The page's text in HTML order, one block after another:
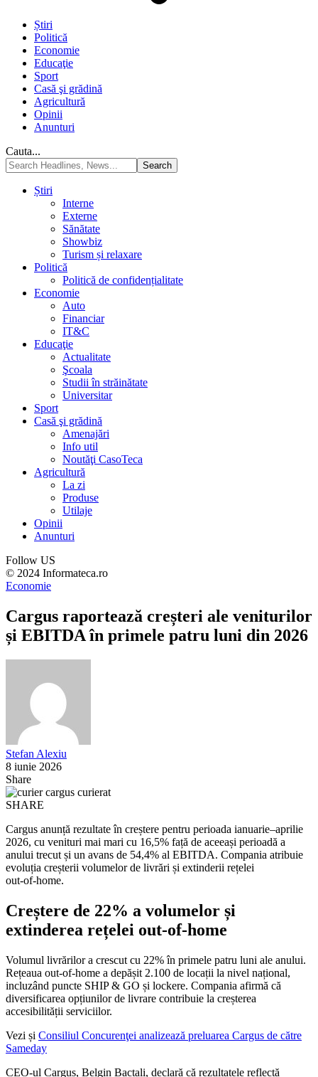
Știri
Politică
Economie
Educaţie
Sport
Casă şi grădină
Agricultură
Opinii
Anunturi
Cauta...
Știri
Interne
Externe
Sănătate
Showbiz
Turism și relaxare
Politică
Politică de confidențialitate
Economie
Auto
Financiar
IT&C
Educaţie
Actualitate
Şcoala
Studii în străinătate
Universitar
Sport
Casă şi grădină
Amenajări
Info util
Noutăţi CasoTeca
Agricultură
La zi
Produse
Utilaje
Opinii
Anunturi
Follow US
© 2024 Informateca.ro
Economie
Cargus raportează creșteri ale veniturilor
și EBITDA în primele patru luni din 2026
Stefan Alexiu
8 iunie 2026
Share
SHARE
Cargus anunță rezultate în creștere pentru perioada ianuarie–aprilie
2026, cu venituri mai mari cu 16,5% față de aceeași perioadă a
anului trecut și un avans de 54,4% al EBITDA. Compania atribuie
evoluția creșterii volumelor de livrări și extinderii rețelei
out‑of‑home.
Creștere de 22% a volumelor și
extinderea rețelei out‑of‑home
Volumul livrărilor a crescut cu 22% în primele patru luni ale anului.
Rețeaua out‑of‑home a depășit 2.100 de locații la nivel național,
incluzând puncte SHIP & GO și lockere. Compania afirmă că
diversificarea opțiunilor de livrare contribuie la creșterea
accesibilității serviciilor.
Vezi și Consiliul Concurenţei analizează preluarea Cargus de către
Sameday
CEO‑ul Cargus, Belgin Bactali, declară că rezultatele reflectă